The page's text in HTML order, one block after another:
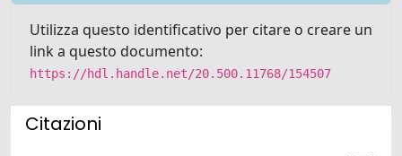
Utilizza questo identificativo per citare o creare un
link a questo documento:
https://hdl.handle.net/20.500.11768/154507
Citazioni